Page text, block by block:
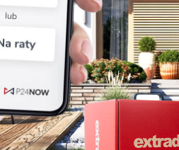
Dom pasywny- co to znaczy